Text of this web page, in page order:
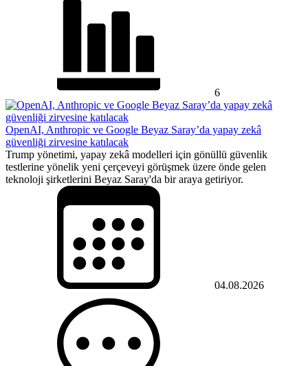
6
OpenAI, Anthropic ve Google Beyaz Saray’da yapay zekâ
güvenliği zirvesine katılacak
Trump yönetimi, yapay zekâ modelleri için gönüllü güvenlik
testlerine yönelik yeni çerçeveyi görüşmek üzere önde gelen
teknoloji şirketlerini Beyaz Saray'da bir araya getiriyor.
04.08.2026